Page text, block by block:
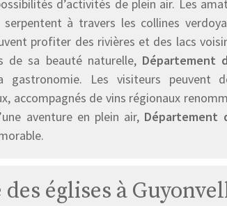
d’activités de plein air. Les
à travers les collines
profiter des rivières et des lacs
de sa beauté naturelle, Département
Les visiteurs peuvent
accompagnés de vins régionaux
aventure en plein air, Département
églises à